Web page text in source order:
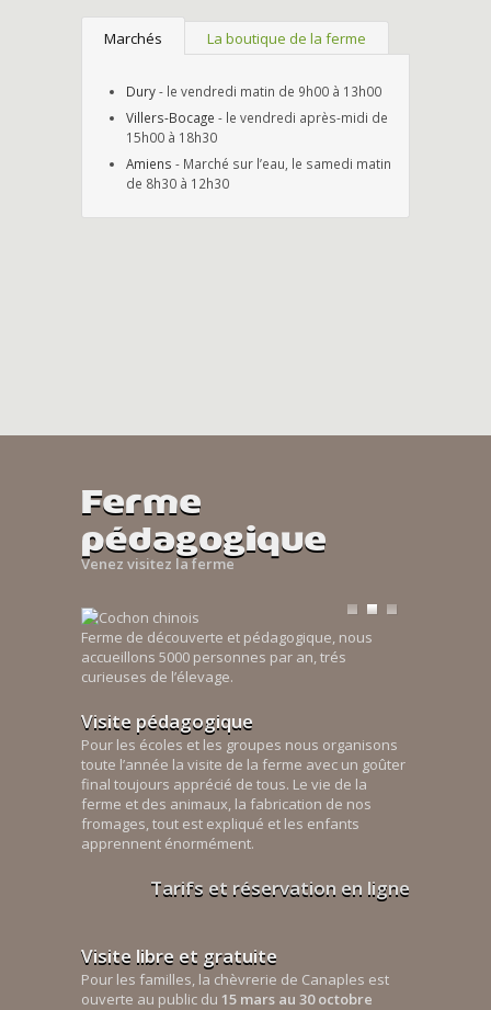
Marchés La boutique de la ferme
Dury- le vendredi matin de 9h00 à 13h00
Villers-Bocage - le vendredi après-midi de
15h00 à 18h30
Amiens - Marché sur l’eau, le samedi matin
de 8h30 à 12h30
Ferme
pédagogique
Venez visitez la ferme
Ferme de découverte et pédagogique, nous
accueillons 5000 personnes par an, trés
curieuses de l’élevage.
Visite pédagogique
Pour les écoles et les groupes nous organisons
toute l’année la visite de la ferme avec un goûter
final toujours apprécié de tous. Le vie de la
ferme et des animaux, la fabrication de nos
fromages, tout est expliqué et les enfants
apprennent énormément.
Tarifs et réservation en ligne
Visite libre et gratuite
Pour les familles, la chèvrerie de Canaples est
ouverte au public du 15 mars au 30 octobre